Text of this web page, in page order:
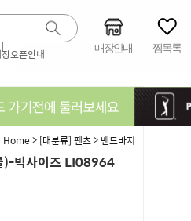
오픈안내 매장안내 찜목록
Home> [대분류] 팬츠> 밴드바지
)-빅사이즈 LI08964